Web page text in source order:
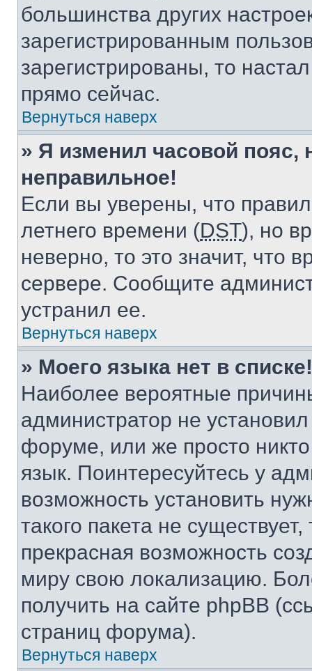
большинства других
зарегистрированным
зарегистрированы, то
прямо сейчас.
Вернуться наверх
» Я изменил часовой пояс,
неправильное!
Если вы уверены, что
летнего времени (DST), но
неверно, то это значит, что
сервере. Сообщите
устранил ее.
Вернуться наверх
» Моего языка нет в списке!
Наиболее вероятные
администратор не
форуме, или же просто
язык. Поинтересуйтесь у
возможность установить
такого пакета не
прекрасная возможность
миру свою локализацию.
получить на сайте phpBB
страниц форума).
Вернуться наверх